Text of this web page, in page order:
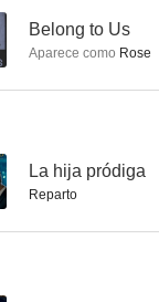
Belong to Us
Aparece como Rose
La hija pródiga
Reparto